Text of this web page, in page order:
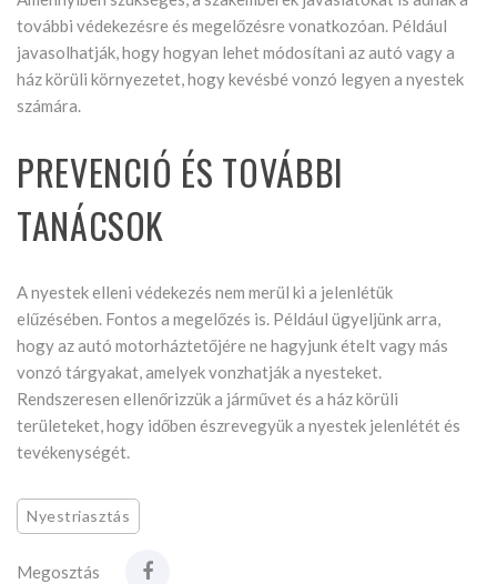
további védekezésre és megelőzésre vonatkozóan. Például
javasolhatják, hogy hogyan lehet módosítani az autó vagy a
ház körüli környezetet, hogy kevésbé vonzó legyen a nyestek
számára.
PREVENCIÓ ÉS TOVÁBBI
TANÁCSOK
A nyestek elleni védekezés nem merül ki a jelenlétük
elűzésében. Fontos a megelőzés is. Például ügyeljünk arra,
hogy az autó motorháztetőjére ne hagyjunk ételt vagy más
vonzó tárgyakat, amelyek vonzhatják a nyesteket.
Rendszeresen ellenőrizzük a járművet és a ház körüli
területeket, hogy időben észrevegyük a nyestek jelenlétét és
tevékenységét.
Nyestriasztás
Megosztás